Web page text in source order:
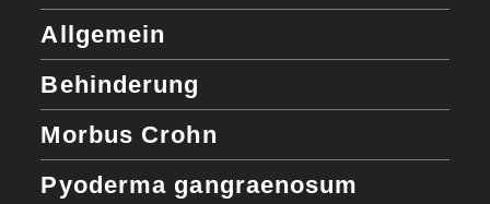
Allgemein
Behinderung
Morbus Crohn
Pyoderma gangraenosum